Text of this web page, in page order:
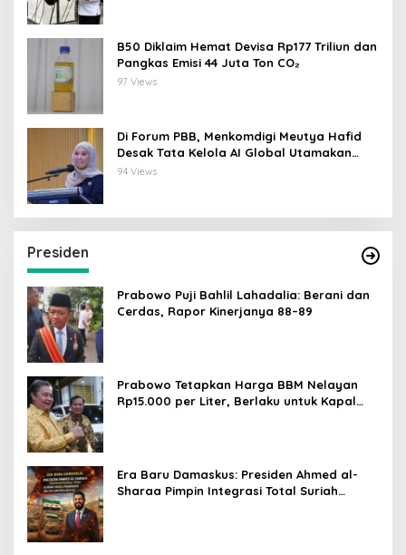
B50 Diklaim Hemat Devisa Rp177 Triliun dan
Pangkas Emisi 44 Juta Ton CO₂
97 Views
Di Forum PBB, Menkomdigi Meutya Hafid
Desak Tata Kelola AI Global Utamakan
Perlindungan Anak
94 Views
Presiden
Prabowo Puji Bahlil Lahadalia: Berani dan
Cerdas, Rapor Kinerjanya 88–89
Prabowo Tetapkan Harga BBM Nelayan
Rp15.000 per Liter, Berlaku untuk Kapal
Era Baru Damaskus: Presiden Ahmed al-
Sharaa Pimpin Integrasi Total Suriah